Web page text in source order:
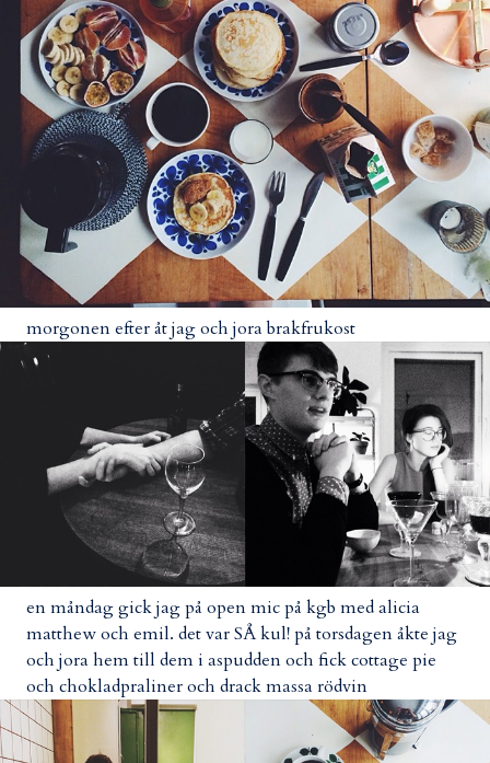
morgonen efter åt jag och jora brakfrukost
en måndag gick jag på open mic på kgb med alicia
matthew och emil. det var SÅ kul! på torsdagen åkte jag
och jora hem till dem i aspudden och fick cottage pie
och chokladpraliner och drack massa rödvin